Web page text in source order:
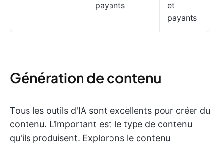
payants
et
payants
Génération de contenu
Tous les outils d'IA sont excellents pour créer du
contenu. L'important est le type de contenu
qu'ils produisent. Explorons le contenu